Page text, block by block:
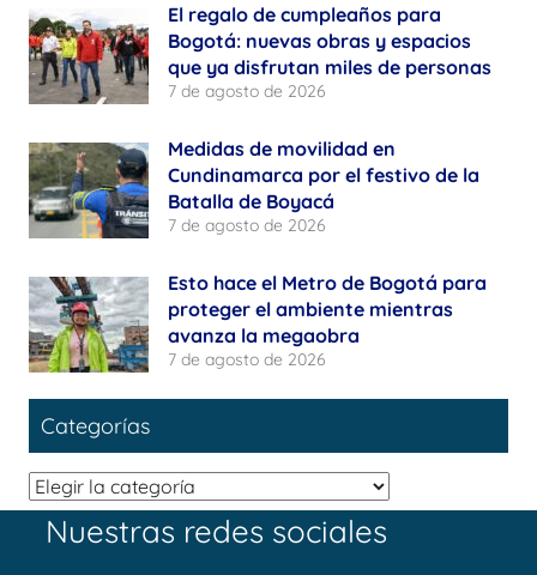
El regalo de cumpleaños para
Bogotá: nuevas obras y espacios
que ya disfrutan miles de personas
7 de agosto de 2026
Medidas de movilidad en
Cundinamarca por el festivo de la
Batalla de Boyacá
7 de agosto de 2026
Esto hace el Metro de Bogotá para
proteger el ambiente mientras
avanza la megaobra
7 de agosto de 2026
Categorías
Categorías
Nuestras redes sociales